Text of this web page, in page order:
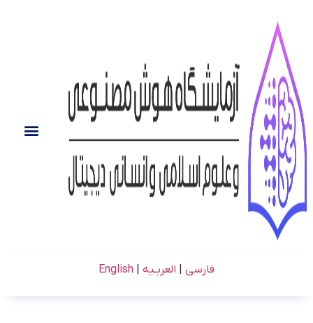
فارسی العربـیه English